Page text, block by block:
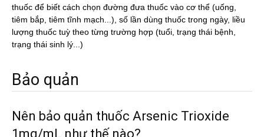
thuốc để biết cách chọn đường đưa thuốc vào cơ thể (uống,
tiêm bắp, tiêm tĩnh mạch...), số lần dùng thuốc trong ngày, liều
lượng thuốc tuỳ theo từng trường hợp (tuổi, trạng thái bệnh,
trạng thái sinh lý...)
Bảo quản
Nên bảo quản thuốc Arsenic Trioxide
1mg/mL như thế nào?